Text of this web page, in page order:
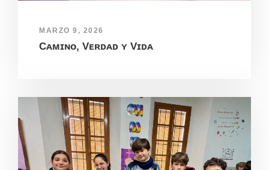
MARZO 9, 2026
Cᴀᴍɪɴᴏ, Vᴇʀᴅᴀᴅ ʏ Vɪᴅᴀ